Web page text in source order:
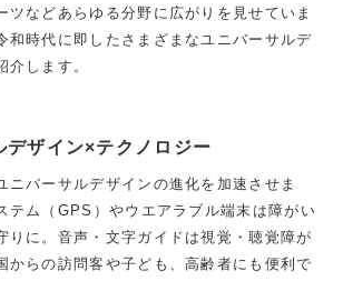
ツなどあらゆる分野に広がりを見せていま
和時代に即したさまざまなユニバーサルデ
介します。
デザイン×テクノロジー
ニバーサルデザインの進化を加速させま
テム（GPS）やウエアラブル端末は障がい
りに。音声・文字ガイドは視覚・聴覚障が
からの訪問客や子ども、高齢者にも便利で